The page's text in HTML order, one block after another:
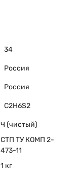
34
Россия
Россия
C2H6S2
Ч (чистый)
СТП ТУ КОМП 2-
473-11
1 кг